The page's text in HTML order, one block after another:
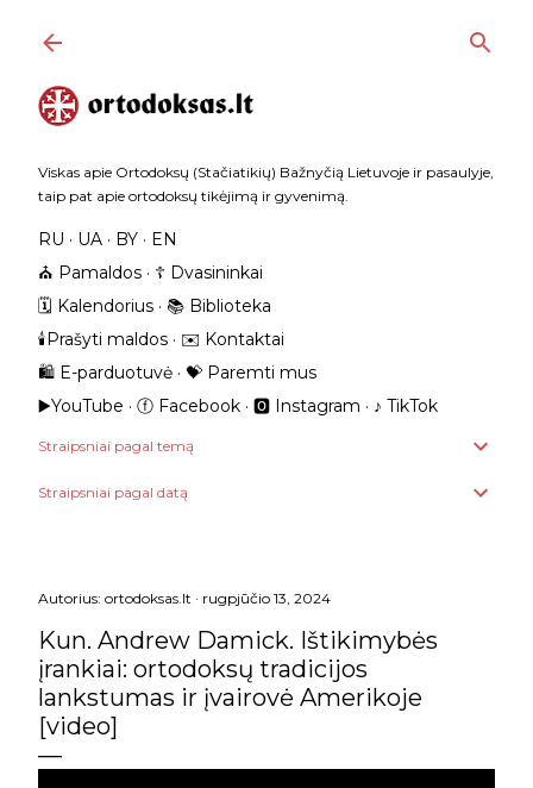
Praleisti ir pereiti prie pagrindinio turinio
Viskas apie Ortodoksų (Stačiatikių) Bažnyčią Lietuvoje ir pasaulyje,
taip pat apie ortodoksų tikėjimą ir gyvenimą.
RU UA BY
EN
⛪️ Pamaldos
☦️ Dvasininkai
🗓️ Kalendorius
📚 Biblioteka
🕯️Prašyti maldos
✉️ Kontaktai
🛍️ E-parduotuvė
💝 Paremti mus
▶️YouTube
ⓕ Facebook 🅾 Instagram ‎♪ TikTok
Straipsniai pagal temą
Straipsniai pagal datą
Autorius: ortodoksas.lt rugpjūčio 13, 2024
Kun. Andrew Damick. Ištikimybės
įrankiai: ortodoksų tradicijos
lankstumas ir įvairovė Amerikoje
[video]